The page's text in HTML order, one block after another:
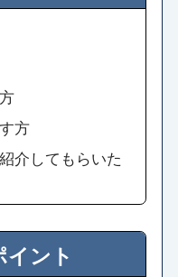
方
介してもらいた
イント